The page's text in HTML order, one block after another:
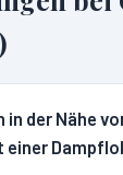
in der Nähe
einer